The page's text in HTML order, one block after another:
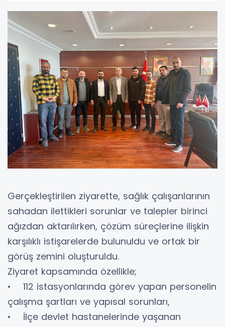
Gerçekleştirilen ziyarette, sağlık çalışanlarının
sahadan ilettikleri sorunlar ve talepler birinci
ağızdan aktarılırken, çözüm süreçlerine ilişkin
karşılıklı istişarelerde bulunuldu ve ortak bir
görüş zemini oluşturuldu.
Ziyaret kapsamında özellikle;
• 112 istasyonlarında görev yapan personelin
çalışma şartları ve yapısal sorunları,
• İlçe devlet hastanelerinde yaşanan